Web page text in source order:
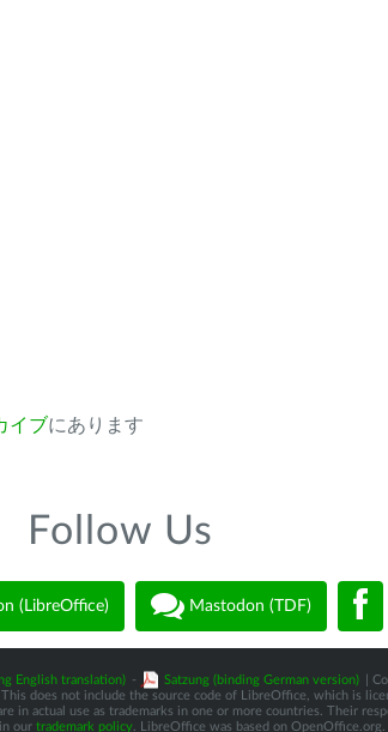
イブにあります
Follow Us
(LibreOffice) Mastodon (TDF)
English translation) - Satzung (binding German version)
|
does not include the source code of LibreOffice, which is
in actual use as trademarks in one or more countries. Their
our trademark policy . LibreOffice was based on OpenOffice.org.